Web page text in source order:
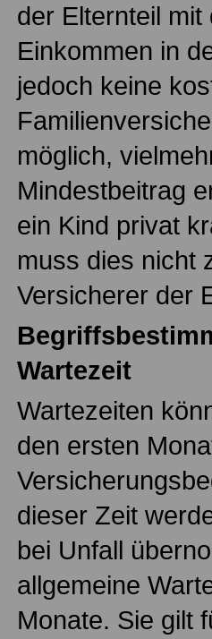
der Elternteil
Einkommen in
jedoch keine
möglich,
Mindestbeitrag
ein Kind privat
muss dies nicht
Versicherer der
Wartezeit
Wartezeiten
den ersten
dieser Zeit
bei Unfall
allgemeine
Monate. Sie gilt